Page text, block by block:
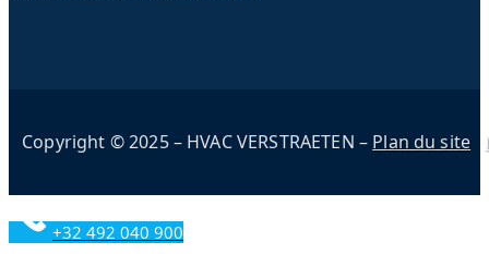
Copyright © 2025 – HVAC VERSTRAETEN – Plan du site
+32 492 040 900